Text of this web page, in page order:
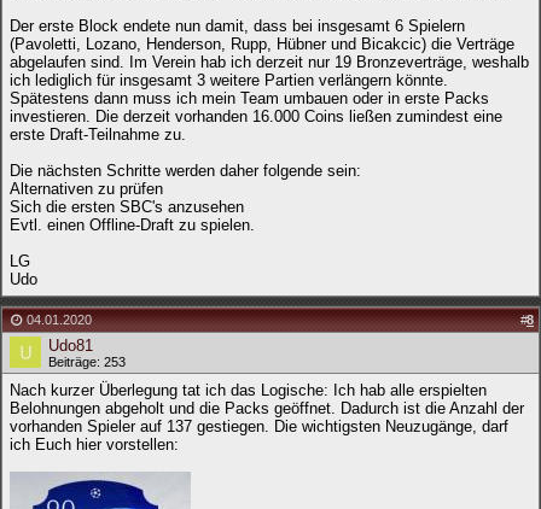
Der erste Block endete nun damit, dass bei insgesamt 6 Spielern
(Pavoletti, Lozano, Henderson, Rupp, Hübner und Bicakcic) die Verträge
abgelaufen sind. Im Verein hab ich derzeit nur 19 Bronzeverträge, weshalb
ich lediglich für insgesamt 3 weitere Partien verlängern könnte.
Spätestens dann muss ich mein Team umbauen oder in erste Packs
investieren. Die derzeit vorhanden 16.000 Coins ließen zumindest eine
erste Draft-Teilnahme zu.
Die nächsten Schritte werden daher folgende sein:
Alternativen zu prüfen
Sich die ersten SBC's anzusehen
Evtl. einen Offline-Draft zu spielen.
LG
Udo
04.01.2020 #8
Udo81
Beiträge: 253
Nach kurzer Überlegung tat ich das Logische: Ich hab alle erspielten
Belohnungen abgeholt und die Packs geöffnet. Dadurch ist die Anzahl der
vorhanden Spieler auf 137 gestiegen. Die wichtigsten Neuzugänge, darf
ich Euch hier vorstellen: